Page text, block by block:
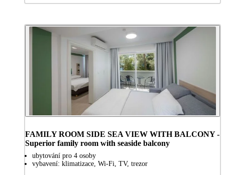
FAMILY ROOM SIDE SEA VIEW WITH BALCONY -
Superior family room with seaside balcony
ubytování pro 4 osoby
vybavení: klimatizace, Wi-Fi, TV, trezor